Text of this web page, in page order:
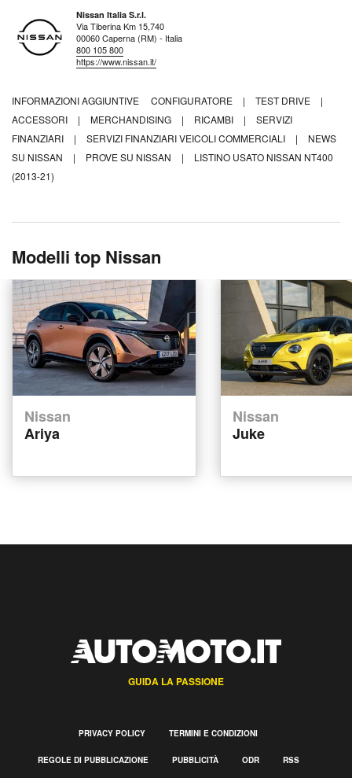
Nissan Italia S.r.l.
Via Tiberina Km 15,740
00060 Caperna (RM) - Italia
800 105 800
https://www.nissan.it/
INFORMAZIONI AGGIUNTIVE CONFIGURATORE | TEST DRIVE
|
ACCESSORI
| MERCHANDISING | RICAMBI |
SERVIZI
FINANZIARI
| SERVIZI FINANZIARI VEICOLI COMMERCIALI |
NEWS
SU NISSAN
| PROVE SU NISSAN |
LISTINO USATO NISSAN NT400
(2013-21)
Modelli top Nissan
Nissan
Ariya
Nissan
Juke
GUIDA LA PASSIONE
PRIVACY POLICY TERMINI E CONDIZIONI
REGOLE DI PUBBLICAZIONE PUBBLICITÀ ODR RSS